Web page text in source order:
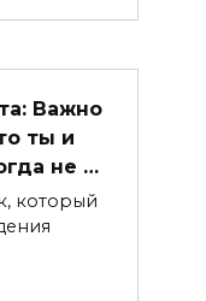
Важно
ты и
не …
который